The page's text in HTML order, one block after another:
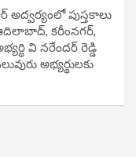
పుస్తకాలు
కరీంనగర్,
వి నరేందర్ రెడ్డి
అభ్యర్థులకు